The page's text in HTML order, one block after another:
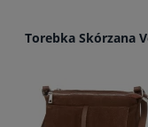
Torebka Skórzana